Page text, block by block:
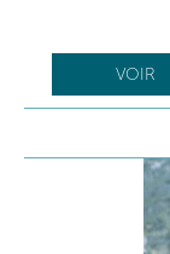
VOIR